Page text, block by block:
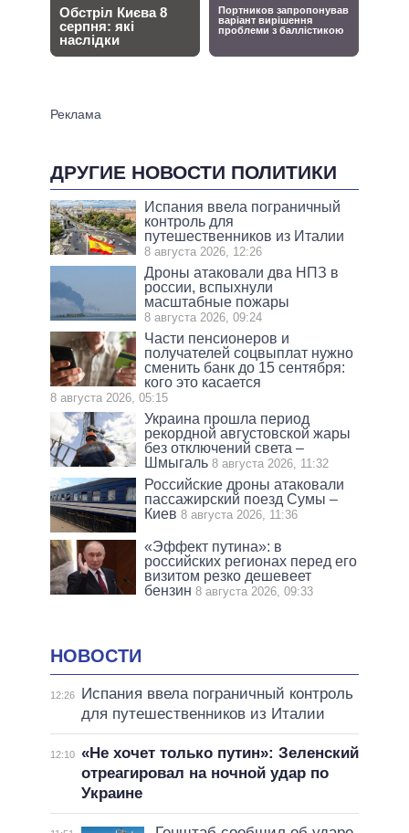
ДРУГИЕ НОВОСТИ ПОЛИТИКИ
Испания ввела пограничный
контроль для
путешественников из Италии
8 августа 2026, 12:26
Дроны атаковали два НПЗ в
россии, вспыхнули
масштабные пожары
8 августа 2026, 09:24
Части пенсионеров и
получателей соцвыплат нужно
сменить банк до 15 сентября:
кого это касается
8 августа 2026, 05:15
Украина прошла период
рекордной августовской жары
без отключений света –
Шмыгаль 8 августа 2026, 11:32
Российские дроны атаковали
пассажирский поезд Сумы –
Киев 8 августа 2026, 11:36
«Эффект путина»: в
российских регионах перед его
визитом резко дешевеет
бензин 8 августа 2026, 09:33
НОВОСТИ
12:26
Испания ввела пограничный контроль
для путешественников из Италии
12:10 «Не хочет только путин»: Зеленский
отреагировал на ночной удар по
Украине